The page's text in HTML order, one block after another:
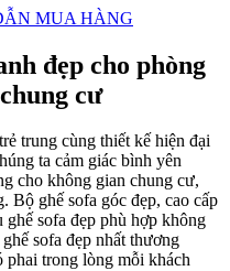
MUA HÀNG
đẹp cho phòng
cư
trung cùng thiết kế hiện đại
ta cảm giác bình yên
cho không gian chung cư,
Bộ ghế sofa góc đẹp, cao cấp
sofa đẹp phù hợp không
sofa đẹp nhất thương
phai trong lòng mỗi khách